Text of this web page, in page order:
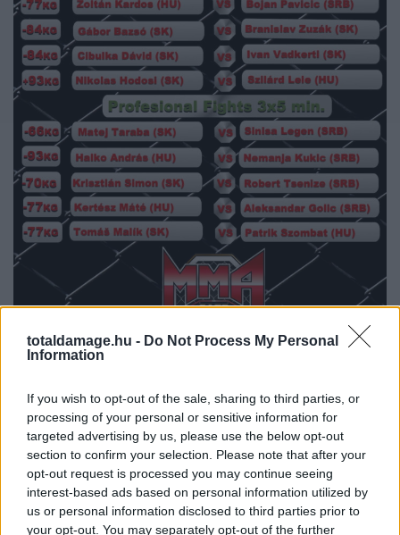
totaldamage.hu - Do Not Process My Personal
Information
If you wish to opt-out of the sale, sharing to third parties, or
processing of your personal or sensitive information for
targeted advertising by us, please use the below opt-out
section to confirm your selection. Please note that after your
opt-out request is processed you may continue seeing
interest-based ads based on personal information utilized by
us or personal information disclosed to third parties prior to
your opt-out. You may separately opt-out of the further
- kedvezményes belépést az after party-ra,
- egyszeri ingyenes belépést a Komárnoban nyíló
Harcosok klubja elnevezésű terembe,
- és ezen belül egy ingyenes belépőt a Farkas Péter
vezette Wolf Fight Club csoportos edzésére!
(Feltétel hogy meglegyen a karszalag az ajándékok
kiváltásáig)